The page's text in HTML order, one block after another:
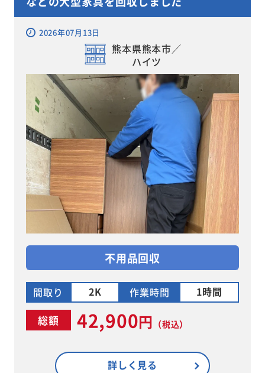
2026年07月13日
熊本県熊本市／
ハイツ
不用品回収
間取り 2K 作業時間 1時間
総額 42,900円 （税込）
詳しく見る